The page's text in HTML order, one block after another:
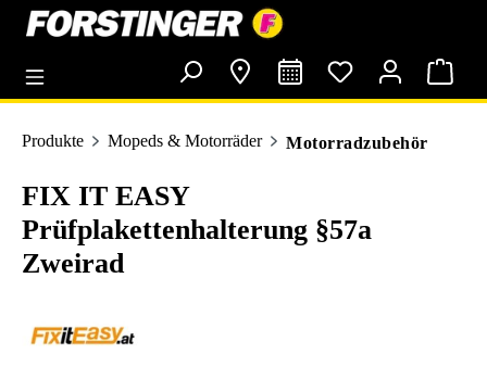
springen
Produkte Mopeds & Motorräder Motorradzubehör
FIX IT EASY
Prüfplakettenhalterung §57a
Zweirad